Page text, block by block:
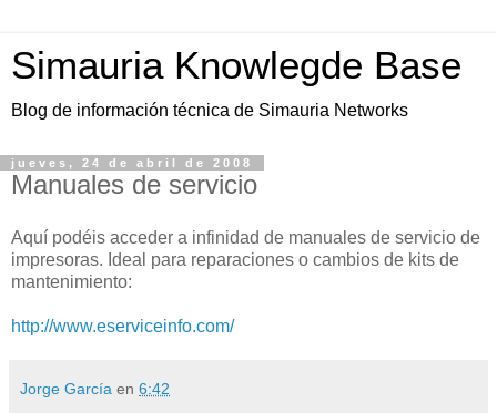
Simauria Knowlegde Base
Blog de información técnica de Simauria Networks
jueves, 24 de abril de 2008
Manuales de servicio
Aquí podéis acceder a infinidad de manuales de servicio de
impresoras. Ideal para reparaciones o cambios de kits de
mantenimiento:
http://www.eserviceinfo.com/
Jorge García en 6:42